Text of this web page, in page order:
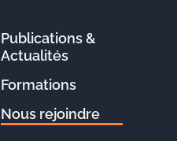
Publications &
Actualités
Formations
Nous rejoindre